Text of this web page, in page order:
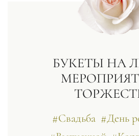
БУКЕТЫ НА
#Свадьба #День